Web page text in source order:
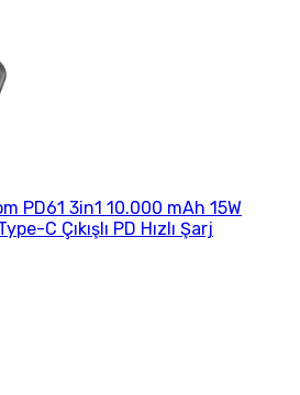
PD61 3in1 10.000 mAh 15W
C Çıkışlı PD Hızlı Şarj